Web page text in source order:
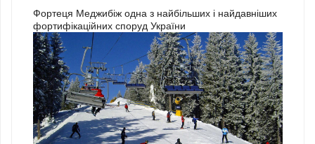
Фортеця Меджибіж одна з найбільших і найдавніших
фортифікаційних споруд України